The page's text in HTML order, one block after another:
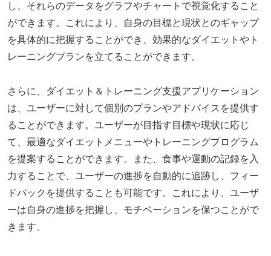
し、それらのデータをグラフやチャートで視覚化すること
ができます。これにより、自身の目標と現状とのギャップ
を具体的に把握することができ、効果的なダイエットやト
レーニングプランを立てることができます。
さらに、ダイエット＆トレーニング支援アプリケーション
は、ユーザーに対して個別のプランやアドバイスを提供す
ることができます。ユーザーが目指す目標や現状に応じ
て、最適なダイエットメニューやトレーニングプログラム
を提案することができます。また、食事や運動の記録を入
力することで、ユーザーの進捗を自動的に追跡し、フィー
ドバックを提供することも可能です。これにより、ユーザ
ーは自身の進捗を把握し、モチベーションを保つことがで
きます。